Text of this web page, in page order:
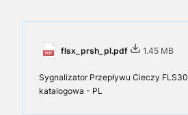
flsx_prsh_pl.pdf 1.45 MB
Sygnalizator Przepływu Cieczy
katalogowa - PL